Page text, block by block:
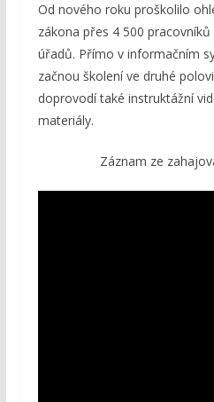
Od nového roku proškolilo
zákona přes 4 500
úřadů. Přímo v informačním
začnou školení ve druhé
doprovodí také instruktážní
materiály.
Záznam ze